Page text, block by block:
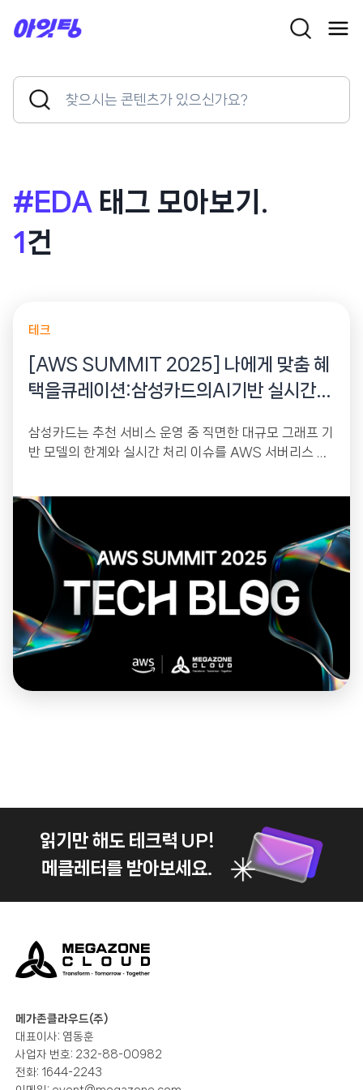
Search
Search
Button
#EDA 태그 모아보기.
1 건
테크
[AWS SUMMIT 2025] 나에게 맞춤 혜
택을큐레이션:삼성카드의AI기반 실시간
삼성카드는 추천 서비스 운영 중 직면한 대규모 그래프 기
반 모델의 한계와 실시간 처리 이슈를 AWS 서버리스 기
읽기만 해도 테크력 UP!
메클레터를 받아보세요.
메가존클라우드(주)
대표이사: 염동훈
사업자 번호: 232-88-00982
전화: 1644-2243